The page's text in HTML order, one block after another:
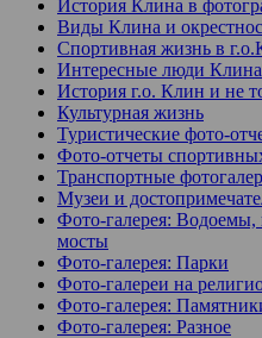
История Клина в
Виды Клина и
Спортивная жизнь в
Интересные люди Клина
История г.о. Клин и не
Культурная жизнь
Туристические фото-
Фото-отчеты
Транспортные
Музеи и
Фото-галерея:
мосты
Фото-галерея: Парки
Фото-галереи на
Фото-галерея:
Фото-галерея: Разное